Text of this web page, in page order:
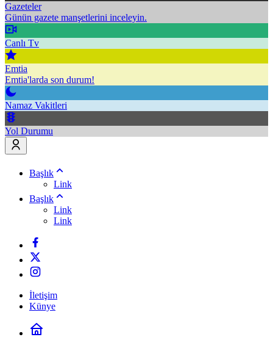
Gazeteler
Günün gazete manşetlerini inceleyin.
Canlı Tv
Emtia
Emtia'larda son durum!
Namaz Vakitleri
Yol Durumu
Başlık
Link
Başlık
Link
Link
İletişim
Künye